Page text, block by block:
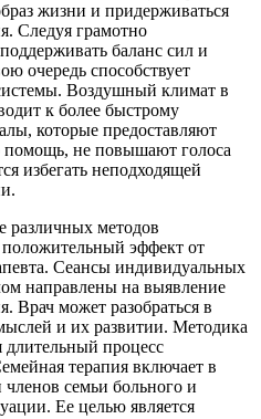
жизни и придерживаться
Следуя грамотно
баланс сил и
очередь способствует
Воздушный климат в
к более быстрому
которые предоставляют
не повышают голоса
избегать неподходящей
различных методов
эффект от
Сеансы индивидуальных
направлены на выявление
Врач может разобраться в
и их развитии. Методика
длительный процесс
терапия включает в
членов семьи больного и
Ее целью является